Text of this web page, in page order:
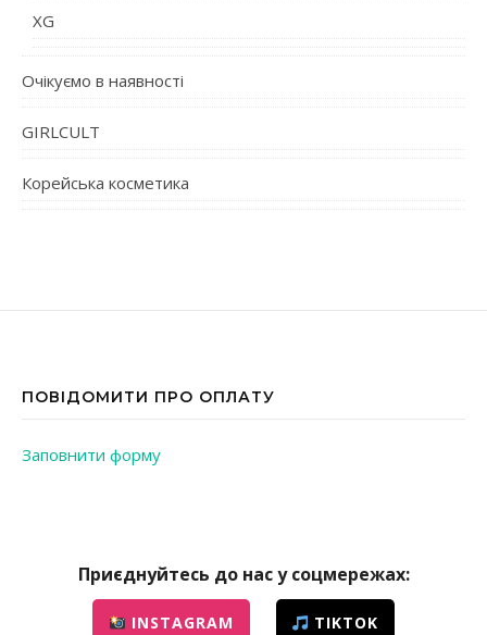
XG
Очікуємо в наявності
GIRLCULT
Корейська косметика
ПОВІДОМИТИ ПРО ОПЛАТУ
Заповнити форму
Приєднуйтесь до нас у соцмережах:
INSTAGRAM TIKTOK